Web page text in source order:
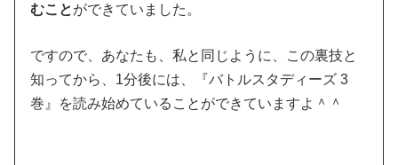
むことができていました。
ですので、あなたも、私と同じように、この裏技と
知ってから、1分後には、『バトルスタディーズ 3
巻』を読み始めていることができていますよ＾＾